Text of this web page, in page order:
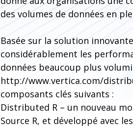
des volumes de données en
Basée sur la solution
considérablement les
données beaucoup plus
http://www.vertica.com/
composants clés suivants :
Distributed R – un nouveau
Source R, et développé avec